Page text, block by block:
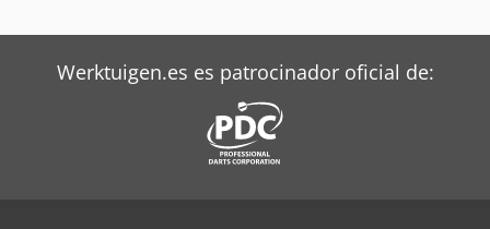
Valtra Tractores
Zeppelin Silos
Werktuigen.es es patrocinador oficial de: